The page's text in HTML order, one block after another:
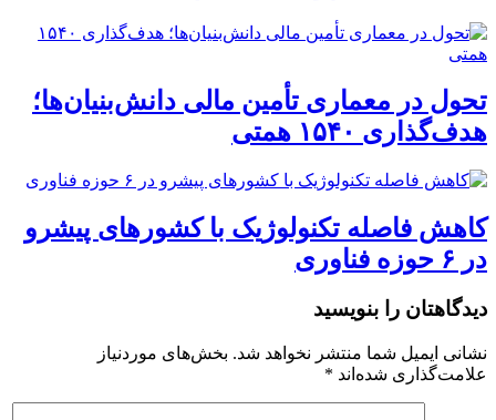
تحول در معماری تأمین مالی دانش‌بنیان‌ها؛
هدف‌گذاری ۱۵۴۰ همتی
کاهش فاصله تکنولوژیک با کشورهای پیشرو
در ۶ حوزه‌ فناوری
دیدگاهتان را بنویسید
نشانی ایمیل شما منتشر نخواهد شد. بخش‌های موردنیاز
علامت‌گذاری شده‌اند *